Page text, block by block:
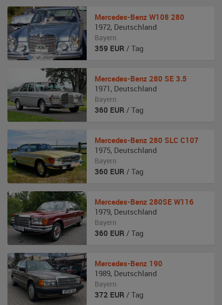
Mercedes-Benz W108 280
1972, Deutschland
Bayern
359 EUR / Tag
Mercedes-Benz 280 SE 3.5
1971 , Deutschland
Bayern
360 EUR / Tag
Mercedes-Benz 280 SLC C107
1975, Deutschland
Bayern
360 EUR / Tag
Mercedes-Benz 280SE W116
1979, Deutschland
Bayern
360 EUR / Tag
Mercedes-Benz 190
1989, Deutschland
Bayern
372 EUR / Tag